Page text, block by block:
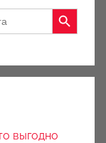
Search Button
выгодно